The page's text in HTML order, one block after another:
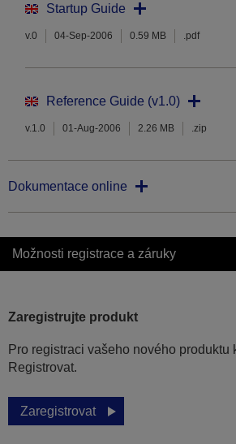
Startup Guide
v.0 04-Sep-2006 0.59 MB .pdf
Reference Guide (v1.0)
v.1.0 01-Aug-2006 2.26 MB .zip
Dokumentace online
Možnosti registrace a záruky
Zaregistrujte produkt
Pro registraci vašeho nového produktu
Registrovat.
Zaregistrovat